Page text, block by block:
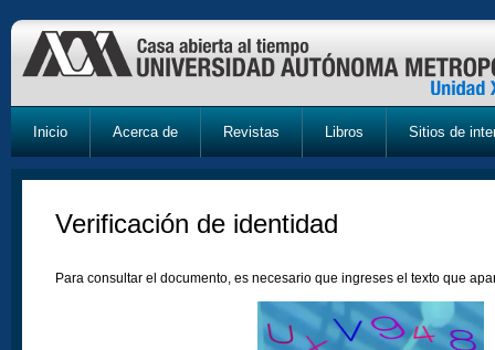
Inicio Acerca de Revistas Libros Sitios de
Verificación de identidad
Para consultar el documento, es necesario que ingreses el texto que